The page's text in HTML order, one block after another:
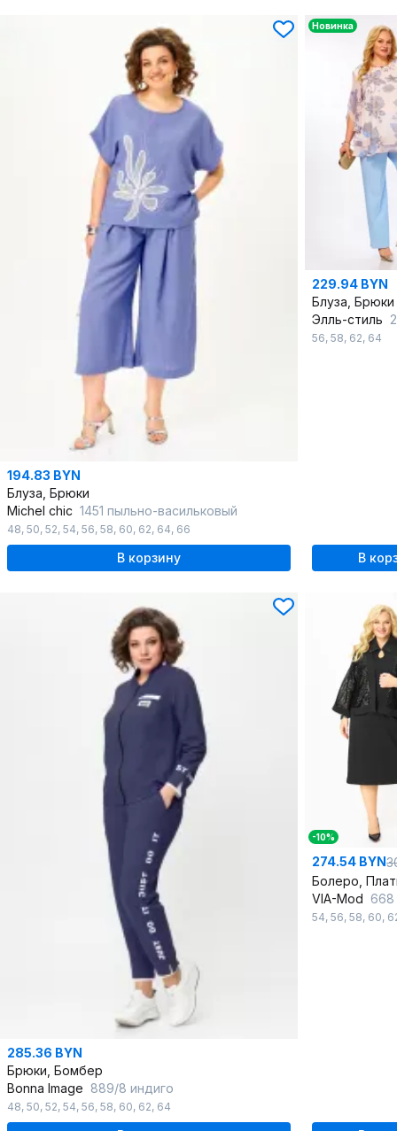
194.83 BYN
Блуза, Брюки
Michel chic 1451 пыльно-васильковый
48, 50, 52, 54, 56, 58, 60, 62, 64, 66
В корзину
Новинка
229.94 BYN
Блуза, Брюки
Элль-стиль
56, 58, 62, 64
В
285.36 BYN
Брюки, Бомбер
Bonna Image 889/8 индиго
48, 50, 52, 54, 56, 58, 60, 62, 64
-10%
274.54 BYN
Болеро,
VIA-Mod 668
54, 56, 58, 60,